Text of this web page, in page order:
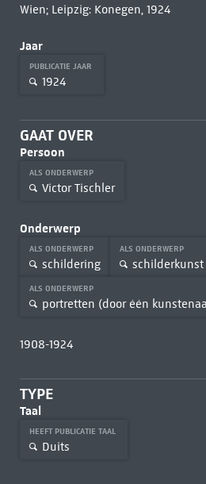
Wien; Leipzig: Konegen, 1924
Jaar
PUBLICATIE JAAR
1924
GAAT OVER
Persoon
ALS ONDERWERP
Victor Tischler
Onderwerp
ALS ONDERWERP
schildering
ALS ONDERWERP
schilderkunst
ALS ONDERWERP
portretten (door één
1908-1924
TYPE
Taal
HEEFT PUBLICATIE TAAL
Duits